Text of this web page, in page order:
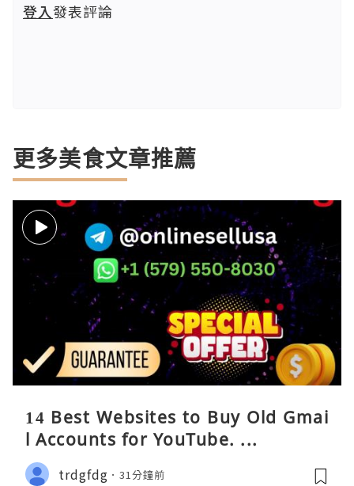
登入發表評論
更多美食文章推薦
14 Best Websites to Buy Old Gmai
l Accounts for YouTube. ...
trdgfdg 31分鐘前